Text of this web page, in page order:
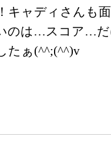
キャディさんも
のは…スコア…
たぁ(^^;(^^)v